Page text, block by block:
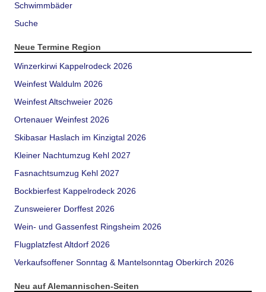
Schwimmbäder
Suche
Neue Termine Region
Winzerkirwi Kappelrodeck 2026
Weinfest Waldulm 2026
Weinfest Altschweier 2026
Ortenauer Weinfest 2026
Skibasar Haslach im Kinzigtal 2026
Kleiner Nachtumzug Kehl 2027
Fasnachtsumzug Kehl 2027
Bockbierfest Kappelrodeck 2026
Zunsweierer Dorffest 2026
Wein- und Gassenfest Ringsheim 2026
Flugplatzfest Altdorf 2026
Verkaufsoffener Sonntag & Mantelsonntag Oberkirch 2026
Neu auf Alemannischen-Seiten